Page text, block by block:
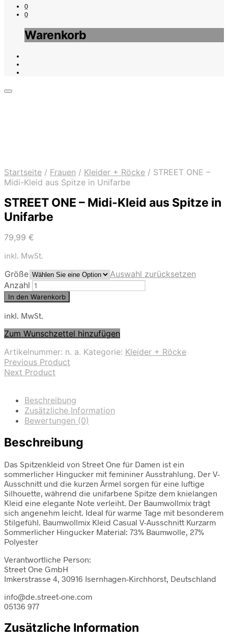
0
0
Warenkorb
Startseite / Frauen / Kleider + Röcke / STREET ONE –
Midi-Kleid aus Spitze in Unifarbe
STREET ONE – Midi-Kleid aus Spitze in
Unifarbe
79,99 €
inkl. MwSt.
Größe
Auswahl zurücksetzen
Anzahl
In den Warenkorb
inkl. MwSt.
Zum Wunschzettel hinzufügen
Artikelnummer: n. a. Kategorie: Kleider + Röcke
Previous Product
Next Product
Beschreibung
Zusätzliche Information
Bewertungen (0)
Beschreibung
Das Spitzenkleid von Street One für Damen ist ein
sommerlicher Hingucker mit femininer Ausstrahlung. Der V-
Ausschnitt und die kurzen Ärmel sorgen für eine luftige
Silhouette, während die unifarbene Spitze dem knielangen
Kleid eine elegante Note verleiht. Der Baumwollmix trägt
sich angenehm leicht. Ideal für warme Tage mit besonderem
Stilgefühl. Baumwollmix Kleid Casual V-Ausschnitt Kurzarm
Sommerlicher Hingucker Material: 73% Baumwolle, 27%
Polyester
Verantwortliche Person:
Street One GmbH
Imkerstrasse 4, 30916 Isernhagen-Kirchhorst, Deutschland
info@de.street-one.com
05136 977
Zusätzliche Information